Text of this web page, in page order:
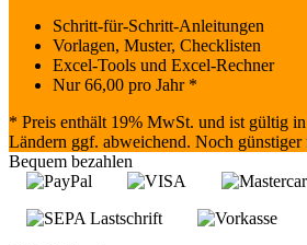
Schritt-für-Schritt-Anleitungen
Vorlagen, Muster, Checklisten
Excel-Tools und Excel-Rechner
Nur66,00 pro Jahr *
* Preis enthält 19% MwSt. und ist gültig
Ländern ggf. abweichend. Noch günstiger
Bequem bezahlen